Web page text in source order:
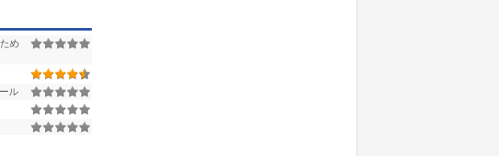
め
ル